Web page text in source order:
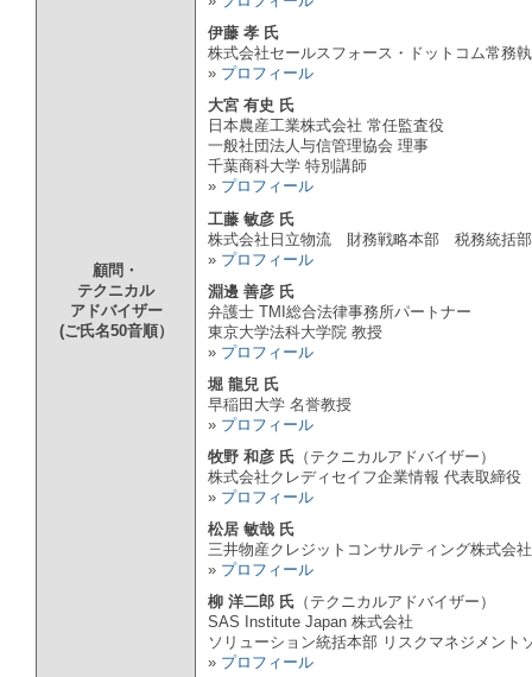
顧問・
テクニカル
アドバイザー
(ご氏名50音順）
伊藤 孝 氏
株式会社セールスフォース・ドットコム常務
» プロフィール
大宮 有史 氏
日本農産工業株式会社 常任監査役
一般社団法人与信管理協会 理事
千葉商科大学 特別講師
» プロフィール
工藤 敏彦 氏
株式会社日立物流 財務戦略本部 税務統括
» プロフィール
淵邊 善彦 氏
弁護士 TMI総合法律事務所パートナー
東京大学法科大学院 教授
» プロフィール
堀 龍兒 氏
早稲田大学 名誉教授
» プロフィール
牧野 和彦 氏 （テクニカルアドバイザー）
株式会社クレディセイフ企業情報 代表取締役
» プロフィール
松居 敏哉 氏
三井物産クレジットコンサルティング株式会
» プロフィール
柳 洋二郎 氏 （テクニカルアドバイザー）
SAS Institute Japan 株式会社
ソリューション統括本部 リスクマネジメント
» プロフィール